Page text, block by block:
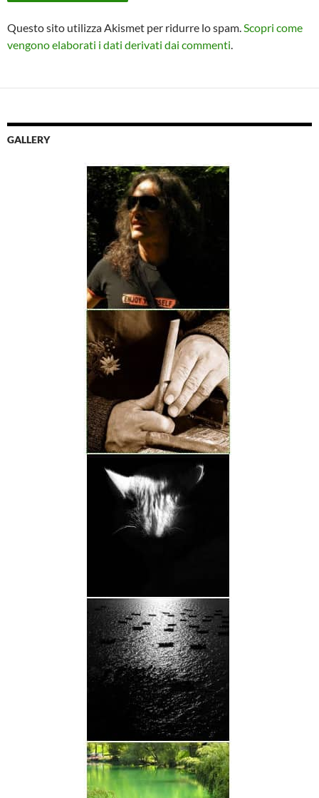
Questo sito utilizza Akismet per ridurre lo spam. Scopri come
vengono elaborati i dati derivati dai commenti
GALLERY